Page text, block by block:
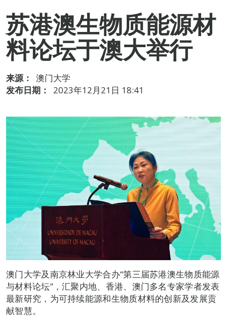
苏港澳生物质能源材
料论坛于澳大举行
来源：
澳门大学
发布日期：
2023年12月21日 18:41
澳门大学及南京林业大学合办“第三届苏港澳生物质能源
与材料论坛”，汇聚内地、香港、澳门多名专家学者发表
最新研究，为可持续能源和生物质材料的创新及发展贡
献智慧。